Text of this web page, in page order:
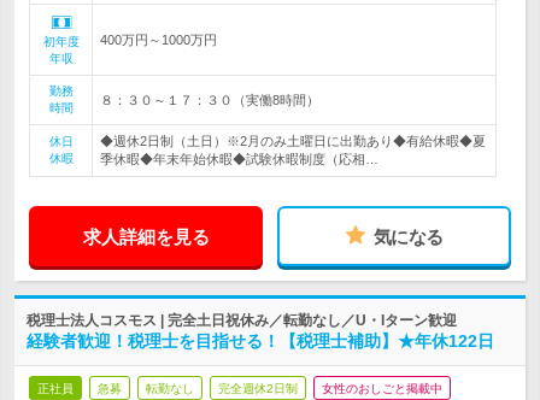
初年度
年収
400万円～1000万円
勤務
時間
８：３０～１７：３０（実働8時間）
休日
休暇
◆週休2日制（土日）※2月のみ土曜日に出勤あり◆有給休暇◆夏
季休暇◆年末年始休暇◆試験休暇制度（応相…
求人詳細を見る 気になる
税理士法人コスモス | 完全土日祝休み／転勤なし／U・Iターン歓迎
経験者歓迎！税理士を目指せる！【税理士補助】★年休122日
正社員 急募 転勤なし 完全週休2日制 女性のおしごと掲載中